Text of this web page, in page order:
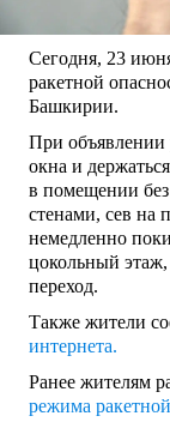
Сегодня, 23
ракетной
Башкирии.
При объявлении
окна и
в помещении
стенами, сев на
немедленно
цокольный
переход.
Также жители
интернета.
Ранее жителям
режима